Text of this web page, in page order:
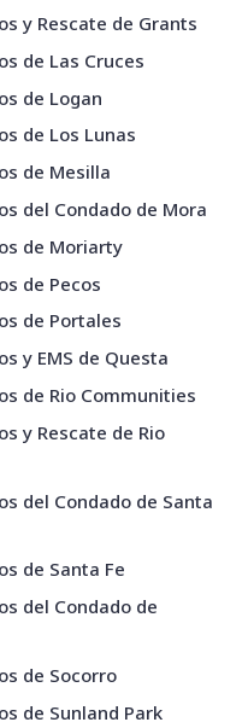
y Rescate de Grants
de Las Cruces
de Logan
de Los Lunas
de Mesilla
del Condado de Mora
de Moriarty
de Pecos
de Portales
y EMS de Questa
de Rio Communities
y Rescate de Rio
del Condado de Santa
de Santa Fe
del Condado de
de Socorro
de Sunland Park